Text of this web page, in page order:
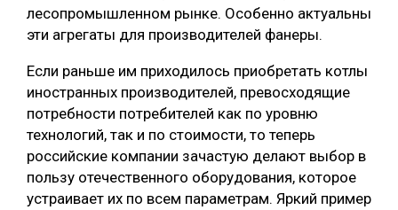
лесопромышленном рынке. Особенно актуальны
эти агрегаты для производителей фанеры.
Если раньше им приходилось приобретать котлы
иностранных производителей, превосходящие
потребности потребителей как по уровню
технологий, так и по стоимости, то теперь
российские компании зачастую делают выбор в
пользу отечественного оборудования, которое
устраивает их по всем параметрам. Яркий пример